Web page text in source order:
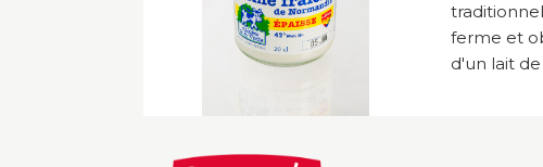
ferme et
d'un lait de